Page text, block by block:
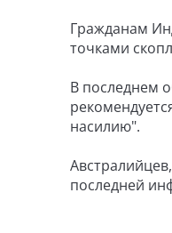
Гражданам
точками
В последнем
насилию".
последней